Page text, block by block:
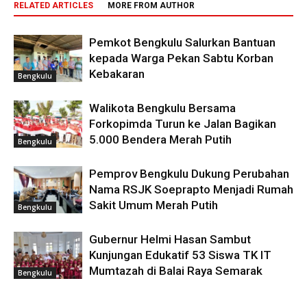
RELATED ARTICLES MORE FROM AUTHOR
Bengkulu
Pemkot Bengkulu Salurkan Bantuan
kepada Warga Pekan Sabtu Korban
Kebakaran
Bengkulu
Walikota Bengkulu Bersama
Forkopimda Turun ke Jalan Bagikan
5.000 Bendera Merah Putih
Bengkulu
Pemprov Bengkulu Dukung Perubahan
Nama RSJK Soeprapto Menjadi Rumah
Sakit Umum Merah Putih
Bengkulu
Gubernur Helmi Hasan Sambut
Kunjungan Edukatif 53 Siswa TK IT
Mumtazah di Balai Raya Semarak